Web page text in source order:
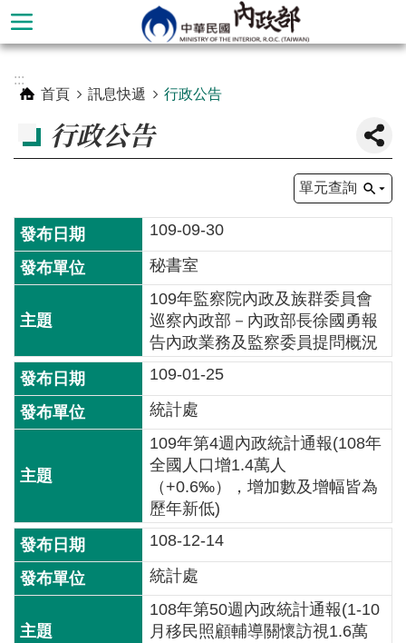
跳到主要內容區塊
階
本
部
簡
介
主
題
策
訊
息
遞
:::
首頁
訊息快遞 行政公告
行政公告
單元查詢
109-09-30
秘書室
109年監察院內政及族群委員會
巡察內政部－內政部長徐國勇報
告內政業務及監察委員提問概況
109-01-25
統計處
109年第4週內政統計通報(108年
全國人口增1.4萬人
（+0.6‰），增加數及增幅皆為
歷年新低)
108-12-14
統計處
108年第50週內政統計通報(1-10
月移民照顧輔導關懷訪視1.6萬